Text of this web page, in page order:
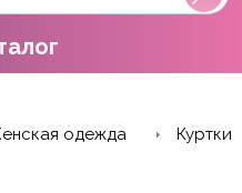
одежда Куртки